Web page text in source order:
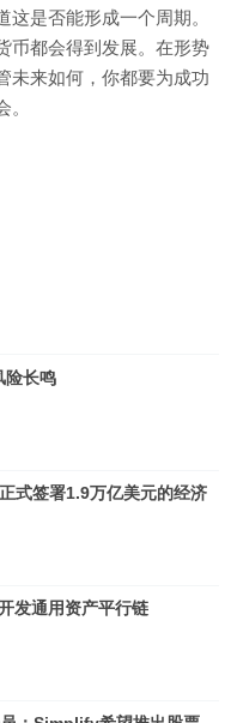
是否能形成一个周期。
币都会得到发展。在形势
未来如何，你都要为成功
险长鸣
式签署1.9万亿美元的经济
发通用资产平行链